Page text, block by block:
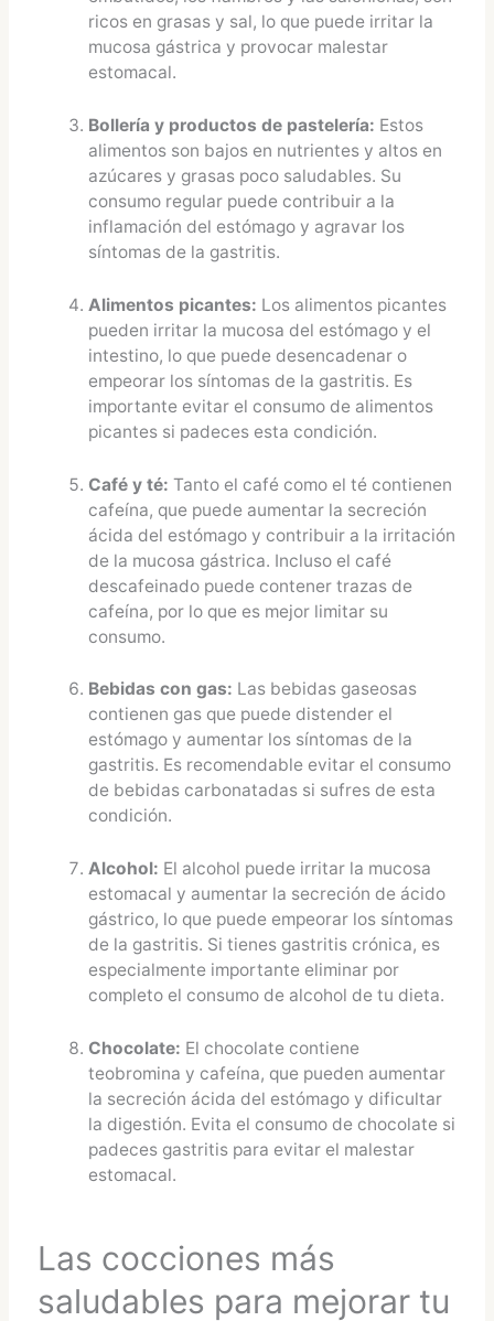
ricos en grasas y sal, lo que puede irritar la
mucosa gástrica y provocar malestar
estomacal.
Bollería y productos de pastelería: Estos
alimentos son bajos en nutrientes y altos en
azúcares y grasas poco saludables. Su
consumo regular puede contribuir a la
inflamación del estómago y agravar los
síntomas de la gastritis.
Alimentos picantes: Los alimentos picantes
pueden irritar la mucosa del estómago y el
intestino, lo que puede desencadenar o
empeorar los síntomas de la gastritis. Es
importante evitar el consumo de alimentos
picantes si padeces esta condición.
Café y té: Tanto el café como el té contienen
cafeína, que puede aumentar la secreción
ácida del estómago y contribuir a la irritación
de la mucosa gástrica. Incluso el café
descafeinado puede contener trazas de
cafeína, por lo que es mejor limitar su
consumo.
Bebidas con gas: Las bebidas gaseosas
contienen gas que puede distender el
estómago y aumentar los síntomas de la
gastritis. Es recomendable evitar el consumo
de bebidas carbonatadas si sufres de esta
condición.
Alcohol: El alcohol puede irritar la mucosa
estomacal y aumentar la secreción de ácido
gástrico, lo que puede empeorar los síntomas
de la gastritis. Si tienes gastritis crónica, es
especialmente importante eliminar por
completo el consumo de alcohol de tu dieta.
Chocolate: El chocolate contiene
teobromina y cafeína, que pueden aumentar
la secreción ácida del estómago y dificultar
la digestión. Evita el consumo de chocolate si
padeces gastritis para evitar el malestar
estomacal.
Las cocciones más
saludables para mejorar tu